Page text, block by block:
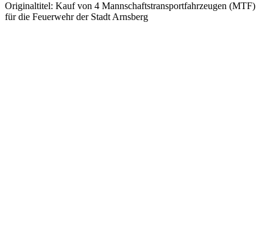
Originaltitel: Kauf von 4 Mannschaftstransportfahrzeugen (MTF)
für die Feuerwehr der Stadt Arnsberg